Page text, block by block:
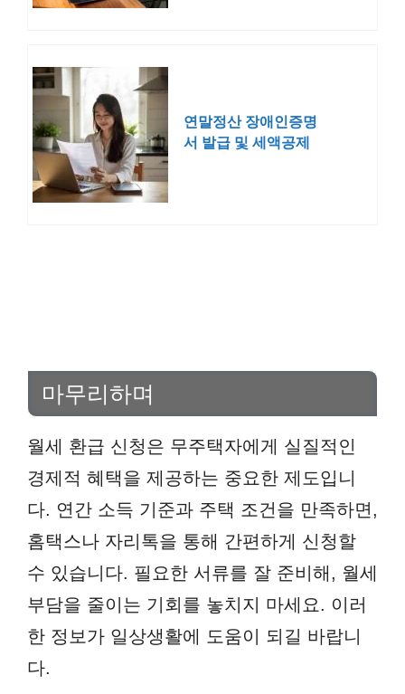
연말정산 장애인증명
서 발급 및 세액공제
마무리하며
월세 환급 신청은 무주택자에게 실질적인
경제적 혜택을 제공하는 중요한 제도입니
다. 연간 소득 기준과 주택 조건을 만족하면,
홈택스나 자리톡을 통해 간편하게 신청할
수 있습니다. 필요한 서류를 잘 준비해, 월세
부담을 줄이는 기회를 놓치지 마세요. 이러
한 정보가 일상생활에 도움이 되길 바랍니
다.